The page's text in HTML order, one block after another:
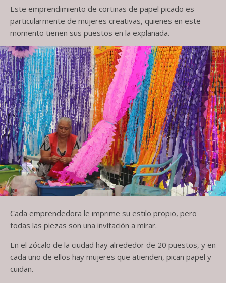
Este emprendimiento de cortinas de papel picado es
particularmente de mujeres creativas, quienes en este
momento tienen sus puestos en la explanada.
Cada emprendedora le imprime su estilo propio, pero
todas las piezas son una invitación a mirar.
En el zócalo de la ciudad hay alrededor de 20 puestos, y en
cada uno de ellos hay mujeres que atienden, pican papel y
cuidan.